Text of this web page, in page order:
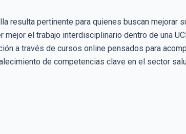
resulta pertinente para quienes buscan mejorar
mejor el trabajo interdisciplinario dentro de una
a través de cursos online pensados para
de competencias clave en el sector